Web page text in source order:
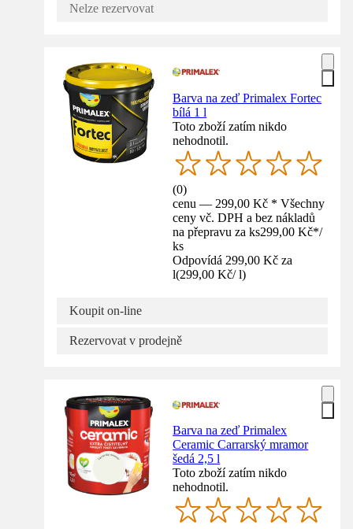
Nelze rezervovat
Barva na zeď Primalex Fortec
bílá 1 l
Toto zboží zatím nikdo
nehodnotil.
(0)
cenu — 299,00 Kč * Všechny
ceny vč. DPH a bez nákladů
na přepravu za ks299,00 Kč*/
ks
Odpovídá 299,00 Kč za
l(299,00 Kč/ l)
Koupit on-line
Rezervovat v prodejně
Barva na zeď Primalex
Ceramic Carrarský mramor
šedá 2,5 l
Toto zboží zatím nikdo
nehodnotil.